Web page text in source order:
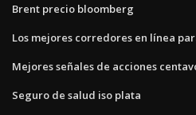
Brent precio bloomberg
Los mejores corredores en línea
Mejores señales de acciones
Seguro de salud iso plata